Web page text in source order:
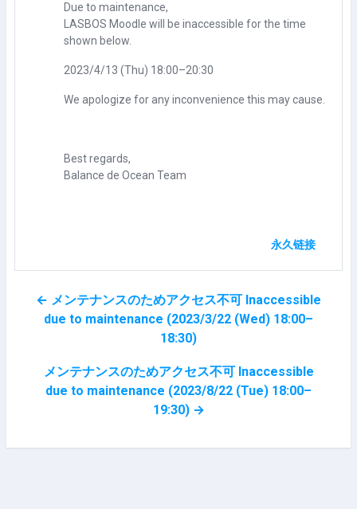
Due to maintenance,
LASBOS Moodle will be inaccessible for the time
shown below.
2023/4/13 (Thu) 18:00–20:30
We apologize for any inconvenience this may cause.
Best regards,
Balance de Ocean Team
永久链接
← メンテナンスのためアクセス不可 Inaccessible
due to maintenance (2023/3/22 (Wed) 18:00–
18:30)
メンテナンスのためアクセス不可 Inaccessible
due to maintenance (2023/8/22 (Tue) 18:00–
19:30) →